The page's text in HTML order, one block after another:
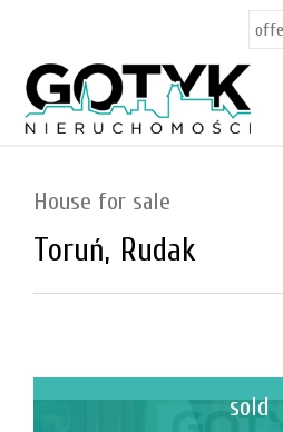
House for sale
Toruń, Rudak
sold